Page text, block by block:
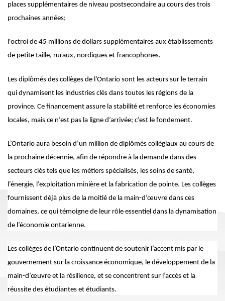
places supplémentaires de niveau postsecondaire au cours des trois
prochaines années;
l'octroi de 45 millions de dollars supplémentaires aux établissements
de petite taille, ruraux, nordiques et francophones.
Les diplômés des collèges de l’Ontario sont les acteurs sur le terrain
qui dynamisent les industries clés dans toutes les régions de la
province. Ce financement assure la stabilité et renforce les économies
locales, mais ce n’est pas la ligne d’arrivée; c’est le fondement.
L’Ontario aura besoin d’un million de diplômés collégiaux au cours de
la prochaine décennie, afin de répondre à la demande dans des
secteurs clés tels que les métiers spécialisés, les soins de santé,
l’énergie, l’exploitation minière et la fabrication de pointe. Les collèges
fournissent déjà plus de la moitié de la main-d’œuvre dans ces
domaines, ce qui témoigne de leur rôle essentiel dans la dynamisation
de l’économie ontarienne.
Les collèges de l’Ontario continuent de soutenir l’accent mis par le
gouvernement sur la croissance économique, le développement de la
main-d’œuvre et la résilience, et se concentrent sur l’accès et la
réussite des étudiantes et étudiants.